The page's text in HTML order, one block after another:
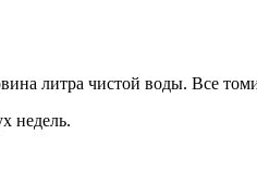
литра чистой воды. Все
недель.